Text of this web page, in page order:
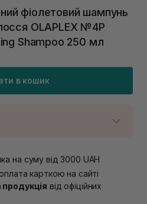
фіолетовий шампунь
OLAPLEX №4P
Shampoo 250 мл
в кошик
Винниченка 4
Академіка Підстригача, 1В
на суму від 3000 UAH
карткою на сайті
від офіційних